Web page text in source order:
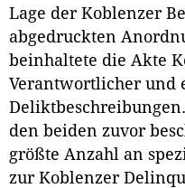
Lage der Koblenzer
abgedruckten
beinhaltete die Akte
Verantwortlicher und
den beiden zuvor
größte Anzahl an
zur Koblenzer